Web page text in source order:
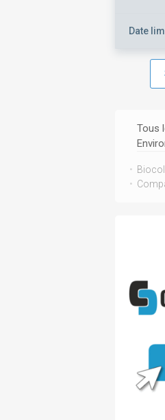
Date
Tous